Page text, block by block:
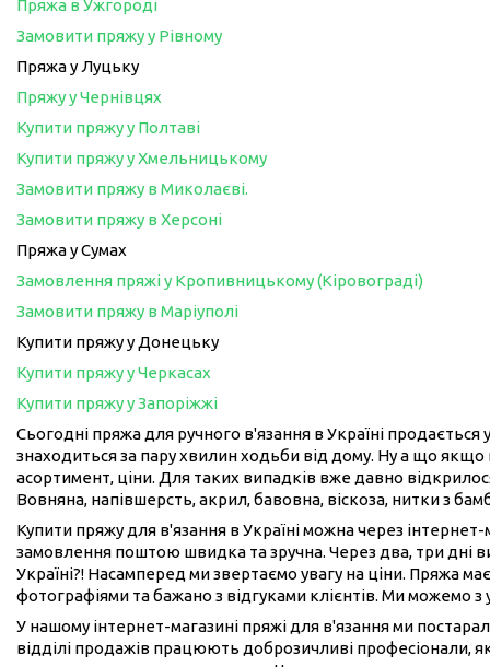
Пряжа в Ужгороді
Замовити пряжу у Рівному
Пряжа у Луцьку
Пряжу у Чернівцях
Купити пряжу у Полтаві
Купити пряжу у Хмельницькому
Замовити пряжу в Миколаєві.
Замовити пряжу в Херсоні
Пряжа у Сумах
Замовлення пряжі у Кропивницькому (Кіровограді)
Замовити пряжу в Маріуполі
Купити пряжу у Донецьку
Купити пряжу у Черкасах
Купити пряжу у Запоріжжі
Сьогодні пряжа для ручного в'язання в Україні
знаходиться за пару хвилин ходьби від дому. Ну а що якщо
асортимент, ціни. Для таких випадків вже давно
Вовняна, напівшерсть, акрил, бавовна, віскоза, нитки з
Купити пряжу для в'язання в Україні можна через
замовлення поштою швидка та зручна. Через два, три дні
Україні?! Насамперед ми звертаємо увагу на ціни. Пряжа
фотографіями та бажано з відгуками клієнтів. Ми можемо
У нашому інтернет-магазині пряжі для в'язання ми
відділі продажів працюють доброзичливі професіонали,